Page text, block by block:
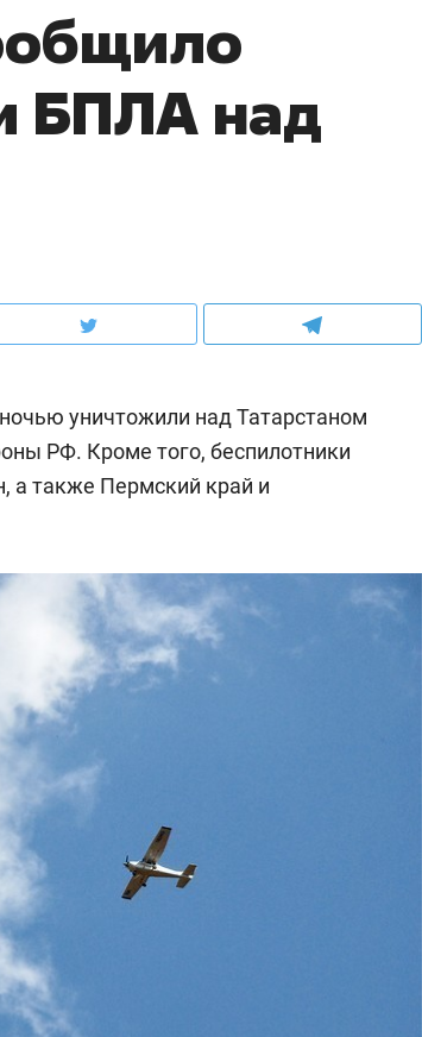
БПЛА над
уничтожили над Татарстаном
РФ. Кроме того, беспилотники
а также Пермский край и